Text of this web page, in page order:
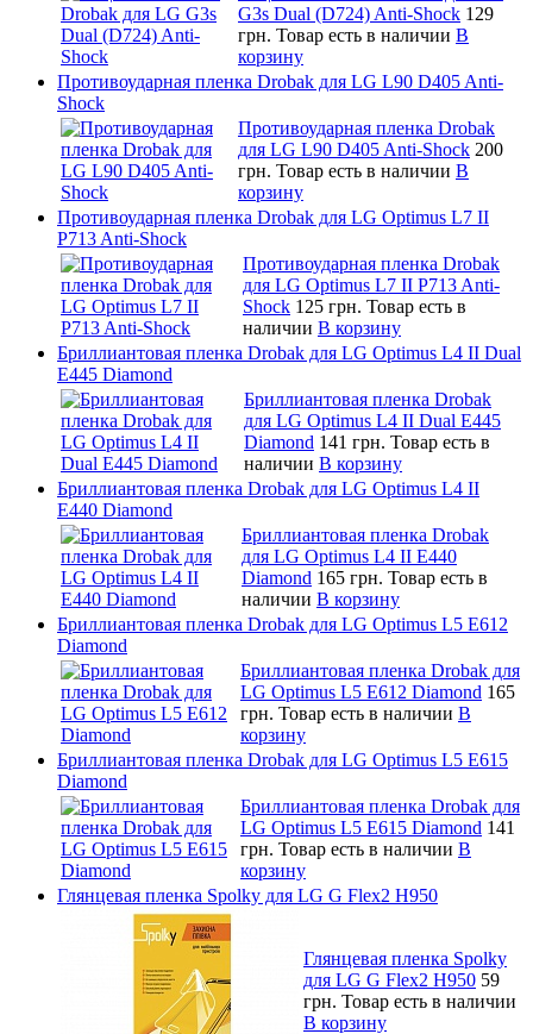
G3s Dual (D724) Anti-Shock 129
грн. Товар есть в наличии В
корзину
Противоударная пленка Drobak для LG L90 D405 Anti-
Shock
Противоударная пленка Drobak
для LG L90 D405 Anti-Shock 200
грн. Товар есть в наличии В
корзину
Противоударная пленка Drobak для LG Optimus L7 II
P713 Anti-Shock
Противоударная пленка Drobak
для LG Optimus L7 II P713 Anti-
Shock 125 грн. Товар есть в
наличии В корзину
Бриллиантовая пленка Drobak для LG Optimus L4 II Dual
E445 Diamond
Бриллиантовая пленка Drobak
для LG Optimus L4 II Dual E445
Diamond 141 грн. Товар есть в
наличии В корзину
Бриллиантовая пленка Drobak для LG Optimus L4 II
E440 Diamond
Бриллиантовая пленка Drobak
для LG Optimus L4 II E440
Diamond 165 грн. Товар есть в
наличии В корзину
Бриллиантовая пленка Drobak для LG Optimus L5 E612
Diamond
Бриллиантовая пленка Drobak для
LG Optimus L5 E612 Diamond 165
грн. Товар есть в наличии В
корзину
Бриллиантовая пленка Drobak для LG Optimus L5 E615
Diamond
Бриллиантовая пленка Drobak для
LG Optimus L5 E615 Diamond 141
грн. Товар есть в наличии В
корзину
Глянцевая пленка Spolky для LG G Flex2 H950
Глянцевая пленка Spolky
для LG G Flex2 H950 59
грн. Товар есть в наличии
В корзину